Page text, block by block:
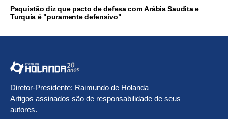
Paquistão diz que pacto de defesa com Arábia Saudita e
Turquia é "puramente defensivo"
Diretor-Presidente: Raimundo de Holanda
Artigos assinados são de responsabilidade de seus
autores.